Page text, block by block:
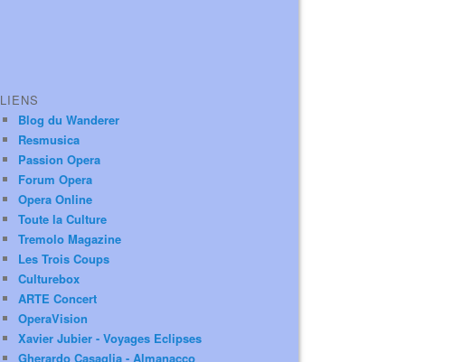
LIENS
Blog du Wanderer
Resmusica
Passion Opera
Forum Opera
Opera Online
Toute la Culture
Tremolo Magazine
Les Trois Coups
Culturebox
ARTE Concert
OperaVision
Xavier Jubier - Voyages Eclipses
Gherardo Casaglia - Almanacco